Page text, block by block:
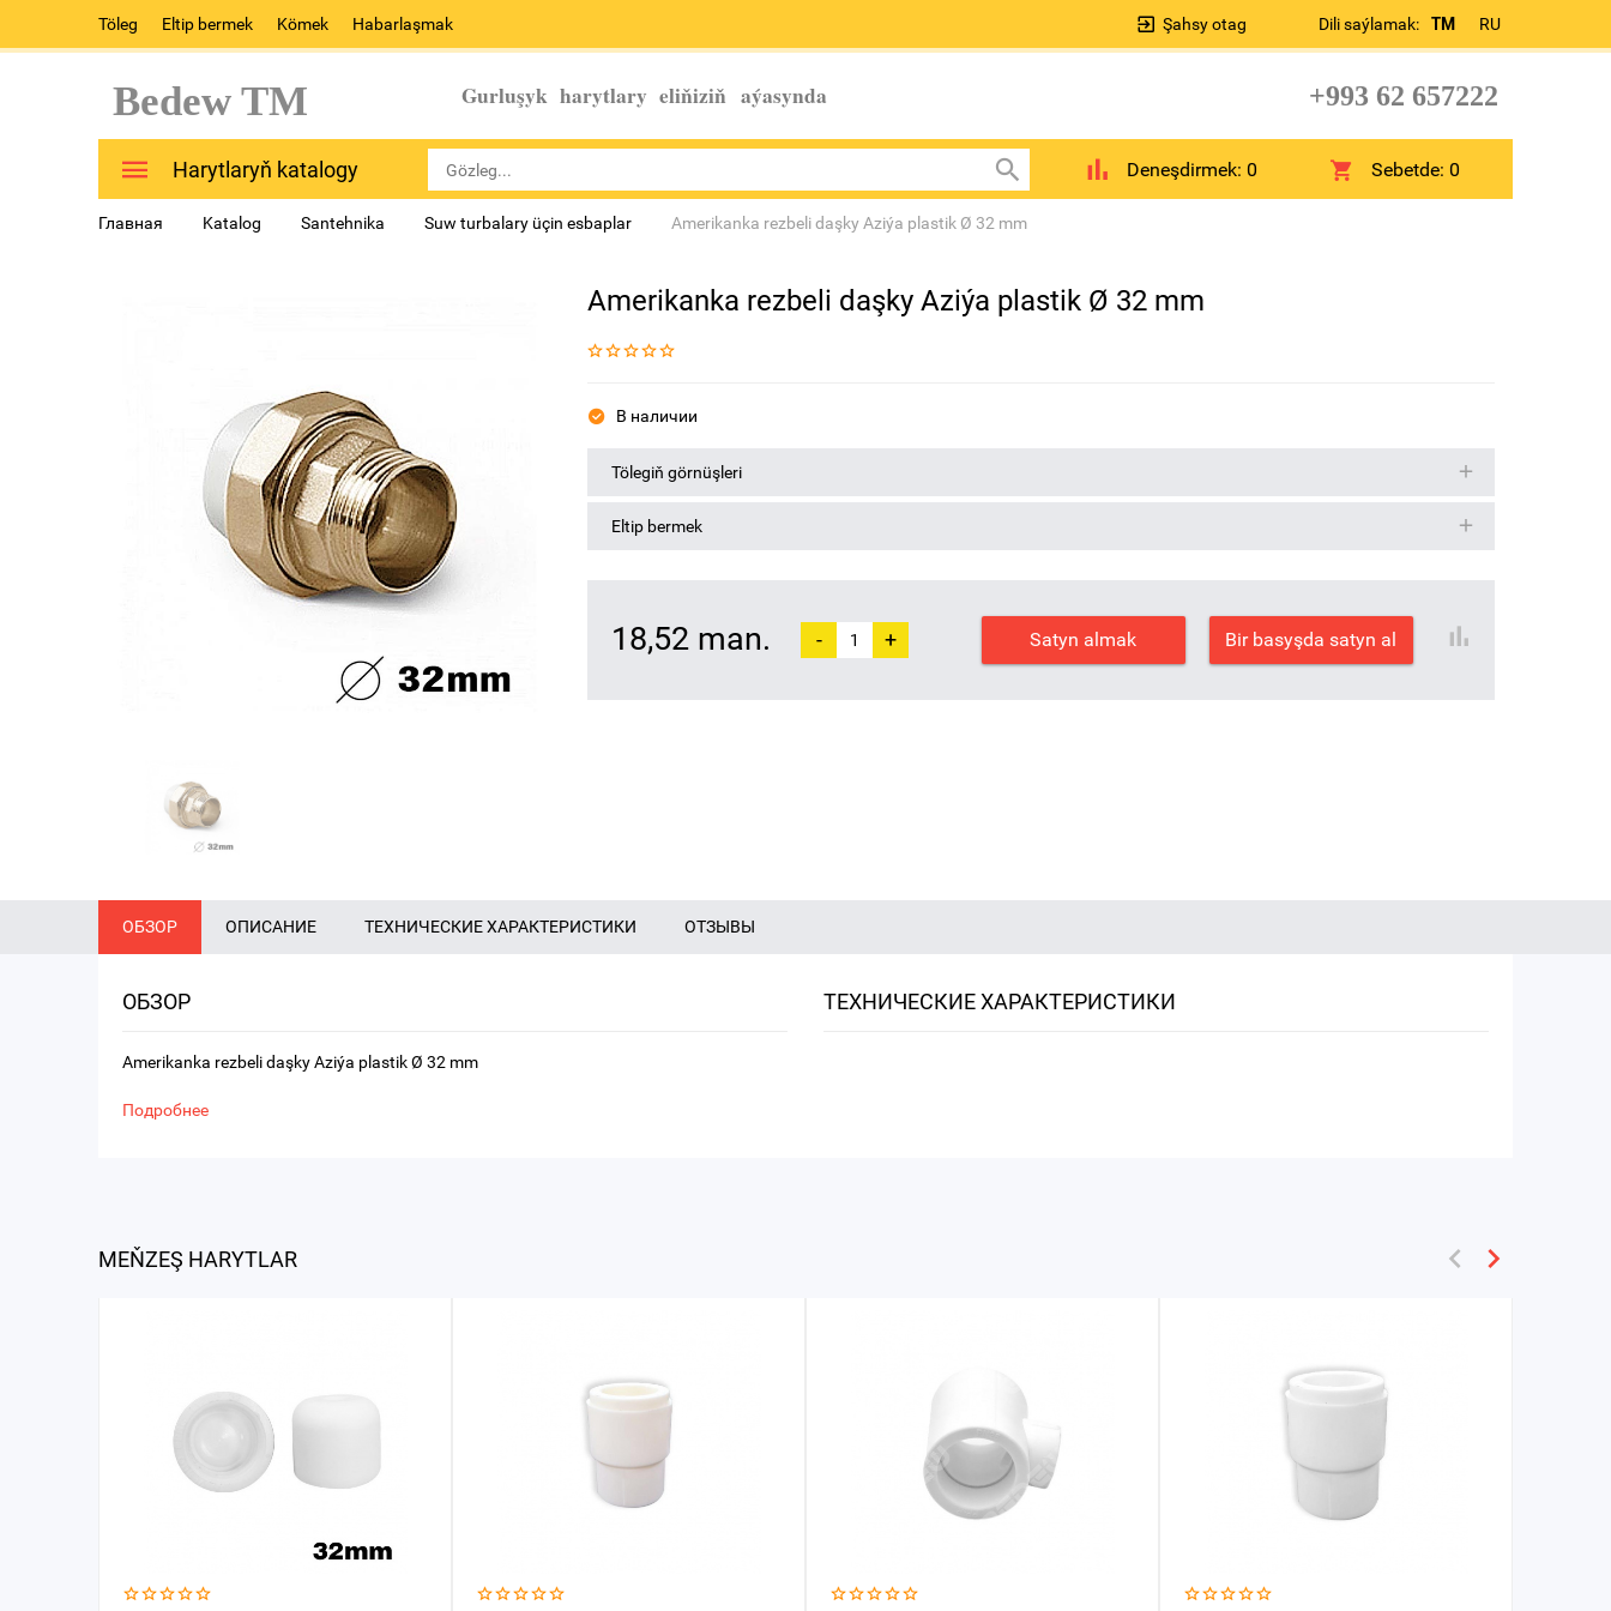
Töleg Eltip bermek Kömek Habarlaşmak Dili saýlamak: TM RU
Şahsy otag
Bedew TM Gurluşyk harytlary eliňiziň aýasynda +993 62 657222
Harytlaryň katalogy Deneşdirmek: 0 Sebetde:0
Главная Katalog Santehnika Suw turbalary üçin esbaplar Amerikanka rezbeli daşky Aziýa plastik Ø 32 mm
Amerikanka rezbeli daşky Aziýa plastik Ø 32 mm
В наличии
Tölegiň görnüşleri
Eltip bermek
18,52 man. - + Satyn almak Bir basyşda satyn al
ОБЗОР ОПИСАНИЕ ТЕХНИЧЕСКИЕ ХАРАКТЕРИСТИКИ ОТЗЫВЫ
ОБЗОР
Amerikanka rezbeli daşky Aziýa plastik Ø 32 mm
Подробнее
ТЕХНИЧЕСКИЕ ХАРАКТЕРИСТИКИ
MEŇZEŞ HARYTLAR